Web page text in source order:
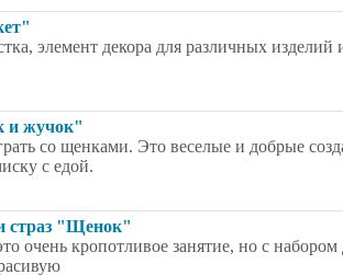
элемент декора для различных
и жучок"
со щенками. Это веселые и добрые
с едой.
страз "Щенок"
очень кропотливое занятие, но с